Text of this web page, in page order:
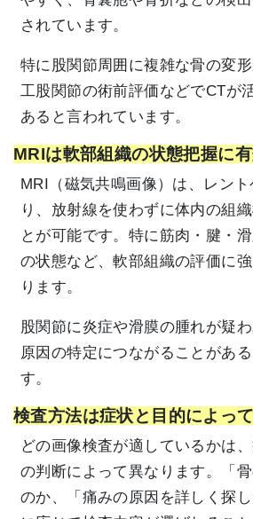
されています。
特に股関節周囲に複雑な骨の変
工股関節の術前評価などでCTが
あると言われています。
MRIは軟部組織の状態把握に
MRI（磁気共鳴画像）は、レン
り、放射線を使わずに体内の組
とが可能です。特に筋肉・腱・
の状態など、軟部組織の評価に
ります。
股関節に炎症や滑膜の腫れが疑
原因の特定につながることがあ
す。
検査方法は症状と目的によっ
どの画像検査が適しているかは
の判断によって異なります。「骨
のか、「痛みの原因を詳しく探